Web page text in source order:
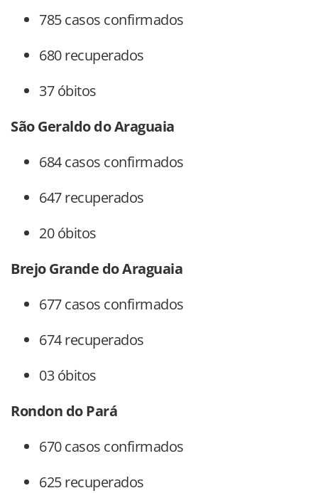
785 casos confirmados
680 recuperados
37 óbitos
São Geraldo do Araguaia
684 casos confirmados
647 recuperados
20 óbitos
Brejo Grande do Araguaia
677 casos confirmados
674 recuperados
03 óbitos
Rondon do Pará
670 casos confirmados
625 recuperados